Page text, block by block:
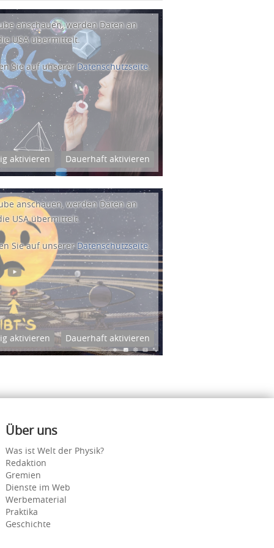
anschauen, werden Daten an
USA übermittelt.
Sie auf unserer Datenschutzseite.
aktivieren Dauerhaft aktivieren
anschauen, werden Daten an
USA übermittelt.
Sie auf unsererDatenschutzseite.
aktivieren Dauerhaft aktivieren
Über uns
Was ist Welt der Physik?
Redaktion
Gremien
Dienste im Web
Werbematerial
Praktika
Geschichte